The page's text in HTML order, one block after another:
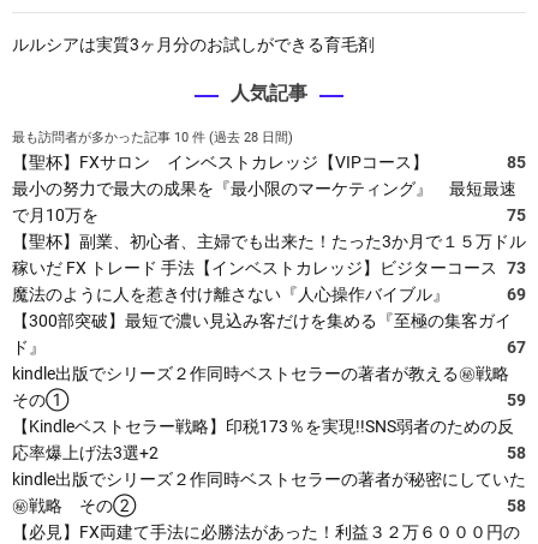
気
語
ルルシアは実質3ヶ月分のお試しができる育毛剤
人気記事
最も訪問者が多かった記事 10 件 (過去 28 日間)
【聖杯】FXサロン インベストカレッジ【VIPコース】
85
最小の努力で最大の成果を『最小限のマーケティング』 最短最速
で月10万を
75
【聖杯】副業、初心者、主婦でも出来た！たった3か月で１５万ドル
稼いだ FX トレード 手法【インベストカレッジ】ビジターコース
73
魔法のように人を惹き付け離さない『人心操作バイブル』
69
【300部突破】最短で濃い見込み客だけを集める『至極の集客ガイ
ド』
67
kindle出版でシリーズ２作同時ベストセラーの著者が教える㊙戦略
その①
59
【Kindleベストセラー戦略】印税173％を実現!!SNS弱者のための反
応率爆上げ法3選+2
58
kindle出版でシリーズ２作同時ベストセラーの著者が秘密にしていた
㊙戦略 その②
58
【必見】FX両建て手法に必勝法があった！利益３２万６０００円の